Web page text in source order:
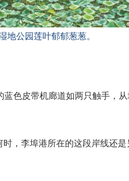
地公园莲叶郁郁葱葱。
色皮带机廊道如两只触手，
，李埠港所在的这段岸线还